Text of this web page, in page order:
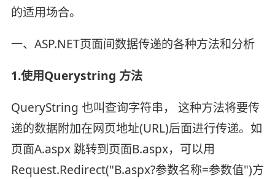
的适用场合。
一、ASP.NET页面间数据传递的各种方法和分析
1.使用Querystring 方法
QueryString 也叫查询字符串， 这种方法将要传
递的数据附加在网页地址(URL)后面进行传递。如
页面A.aspx 跳转到页面B.aspx，可以用
Request.Redirect("B.aspx?参数名称=参数值")方